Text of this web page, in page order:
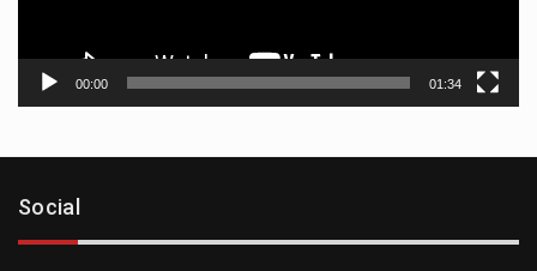
00:00 01:34
Social